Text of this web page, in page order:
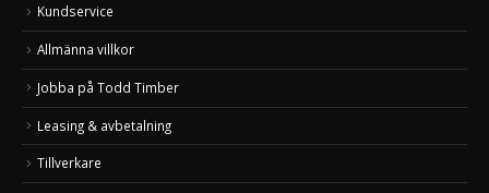
Kundservice
Allmänna villkor
Jobba på Todd Timber
Leasing & avbetalning
Tillverkare